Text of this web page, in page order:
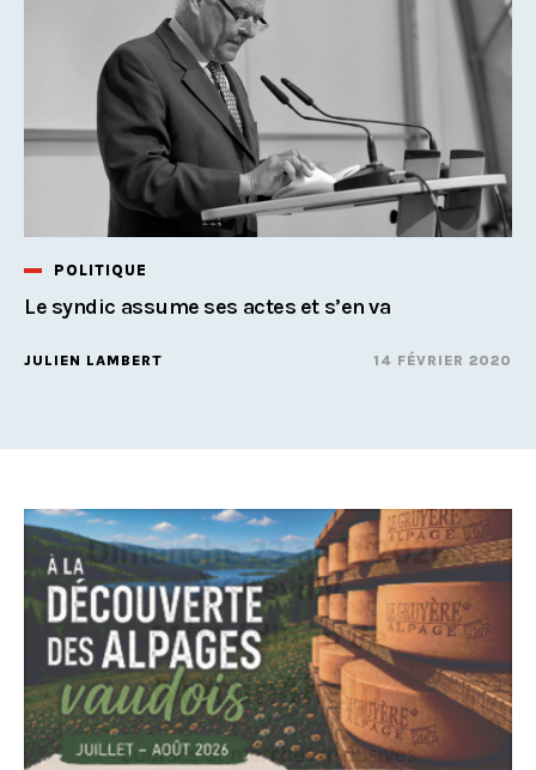
POLITIQUE
Le syndic assume ses actes et s’en va
JULIEN LAMBERT 14 FÉVRIER 2020